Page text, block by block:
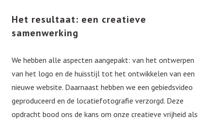
Het resultaat: een creatieve
samenwerking
We hebben alle aspecten aangepakt: van het ontwerpen
van het logo en de huisstijl tot het ontwikkelen van een
nieuwe website. Daarnaast hebben we een gebiedsvideo
geproduceerd en de locatiefotografie verzorgd. Deze
opdracht bood ons de kans om onze creatieve vrijheid als